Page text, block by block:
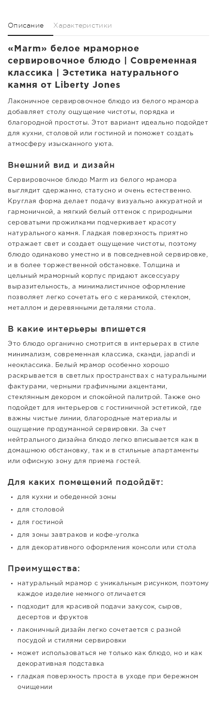
Описание Характеристики
«Marm» белое мраморное
сервировочное блюдо | Современная
классика | Эстетика натурального
камня от Liberty Jones
Лаконичное сервировочное блюдо из белого мрамора
добавляет столу ощущение чистоты, порядка и
благородной простоты. Этот вариант идеально подойдет
для кухни, столовой или гостиной и поможет создать
атмосферу изысканного уюта.
Внешний вид и дизайн
Сервировочное блюдо Marm из белого мрамора
выглядит сдержанно, статусно и очень естественно.
Круглая форма делает подачу визуально аккуратной и
гармоничной, а мягкий белый оттенок с природными
сероватыми прожилками подчеркивает красоту
натурального камня. Гладкая поверхность приятно
отражает свет и создает ощущение чистоты, поэтому
блюдо одинаково уместно и в повседневной сервировке,
и в более торжественной обстановке. Толщина и
цельный мраморный корпус придают аксессуару
выразительность, а минималистичное оформление
позволяет легко сочетать его с керамикой, стеклом,
металлом и деревянными деталями стола.
В какие интерьеры впишется
Это блюдо органично смотрится в интерьерах в стиле
минимализм, современная классика, сканди, japandi и
неоклассика. Белый мрамор особенно хорошо
раскрывается в светлых пространствах с натуральными
фактурами, черными графичными акцентами,
стеклянным декором и спокойной палитрой. Также оно
подойдет для интерьеров с гостиничной эстетикой, где
важны чистые линии, благородные материалы и
ощущение продуманной сервировки. За счет
нейтрального дизайна блюдо легко вписывается как в
домашнюю обстановку, так и в стильные апартаменты
или офисную зону для приема гостей.
Для каких помещений подойдёт:
для кухни и обеденной зоны
для столовой
для гостиной
для зоны завтраков и кофе-уголка
для декоративного оформления консоли или стола
Преимущества:
натуральный мрамор с уникальным рисунком, поэтому
каждое изделие немного отличается
подходит для красивой подачи закусок, сыров,
десертов и фруктов
лаконичный дизайн легко сочетается с разной
посудой и стилями сервировки
может использоваться не только как блюдо, но и как
декоративная подставка
гладкая поверхность проста в уходе при бережном
очищении